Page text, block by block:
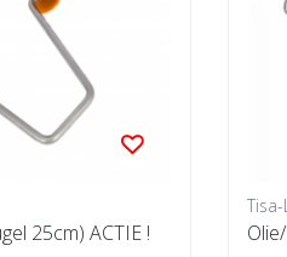
25cm) ACTIE !